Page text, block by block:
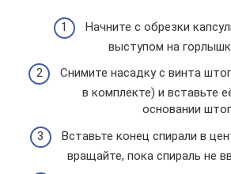
Начните с обрезки
выступом на
Снимите насадку с винта
в комплекте) и вставьте
основании
Вставьте конец спирали в
вращайте, пока спираль не